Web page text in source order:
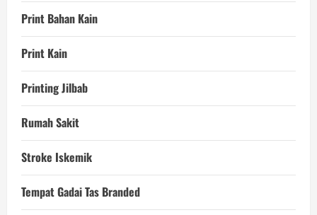
Print Bahan Kain
Print Kain
Printing Jilbab
Rumah Sakit
Stroke Iskemik
Tempat Gadai Tas Branded